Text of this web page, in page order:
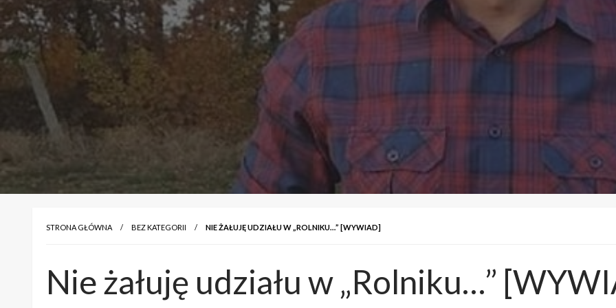
STRONA GŁÓWNA BEZ KATEGORII NIE ŻAŁUJĘ UDZIAŁU W „ROLNIKU…” [WYWIAD]
Nie żałuję udziału w „Rolniku…”